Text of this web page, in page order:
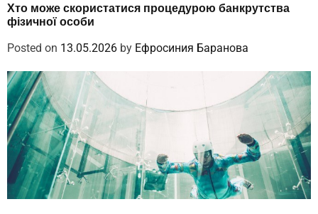
Хто може скористатися процедурою банкрутства
фізичної особи
Posted on 13.05.2026 by Ефросиния Баранова